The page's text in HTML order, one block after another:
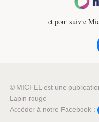
et pour suivre
© MICHEL est une
Lapin rouge
Accéder à notre Facebook :